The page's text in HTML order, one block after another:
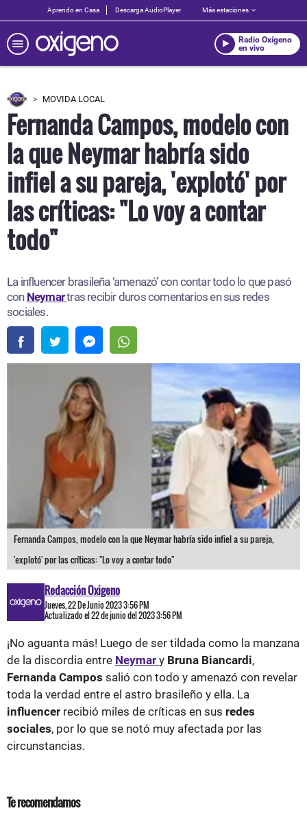
Aprendo en Casa Descarga AudioPlayer Más estaciones
Radio Oxígeno
en vivo
MOVIDA LOCAL
Fernanda Campos, modelo con
la que Neymar habría sido
infiel a su pareja, 'explotó' por
las críticas: "Lo voy a contar
todo"
La influencer brasileña ‘amenazó’ con contar todo lo que pasó
con Neymartras recibir duros comentarios en sus redes
sociales.
Fernanda Campos, modelo con la que Neymar habría sido infiel a su pareja,
'explotó' por las críticas: "Lo voy a contar todo"
Redacción Oxigeno
Jueves, 22 De Junio 2023 3:56 PM
Actualizado el 22 de junio del 2023 3:56 PM
¡No aguanta más! Luego de ser tildada como la manzana
de la discordia entre Neymar y Bruna Biancardi,
Fernanda Campos salió con todo y amenazó con revelar
toda la verdad entre el astro brasileño y ella. La
influencer recibió miles de críticas en sus redes
sociales, por lo que se notó muy afectada por las
circunstancias.
Te recomendamos